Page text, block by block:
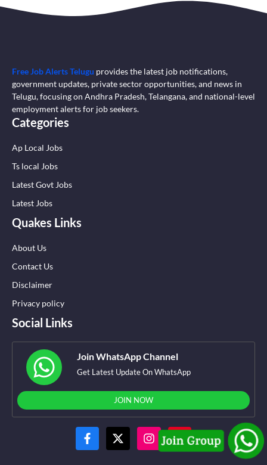
Free Job Alerts Telugu provides the latest job notifications,
government updates, private sector opportunities, and news in
Telugu, focusing on Andhra Pradesh, Telangana, and national-level
employment alerts for job seekers.
Categories
Ap Local Jobs
Ts local Jobs
Latest Govt Jobs
Latest Jobs
Quakes Links
About Us
Contact Us
Disclaimer
Privacy policy
Social Links
Join WhatsApp Channel
Get Latest Update On WhatsApp
JOIN NOW